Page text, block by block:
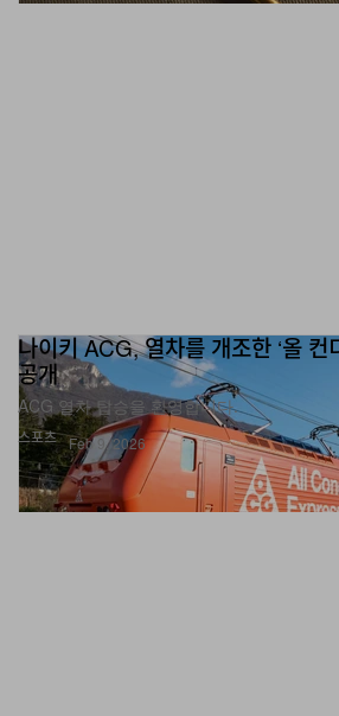
스포츠
나이키 ACG, 열차를 개조한 ‘올 컨
공개
ACG 열차 탑승을 환영합니다.
Feb 9, 2026